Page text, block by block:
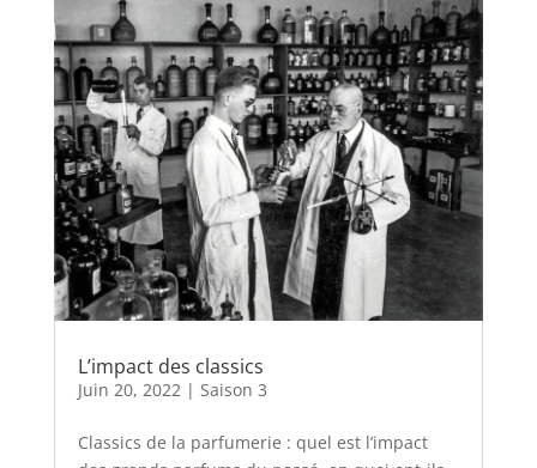
L’impact des classics
Juin 20, 2022 | Saison 3
Classics de la parfumerie : quel est l’impact